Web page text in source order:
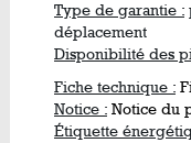
Type de garantie :
déplacement
Disponibilité des
Fiche technique :
Notice : Notice du
Étiquette